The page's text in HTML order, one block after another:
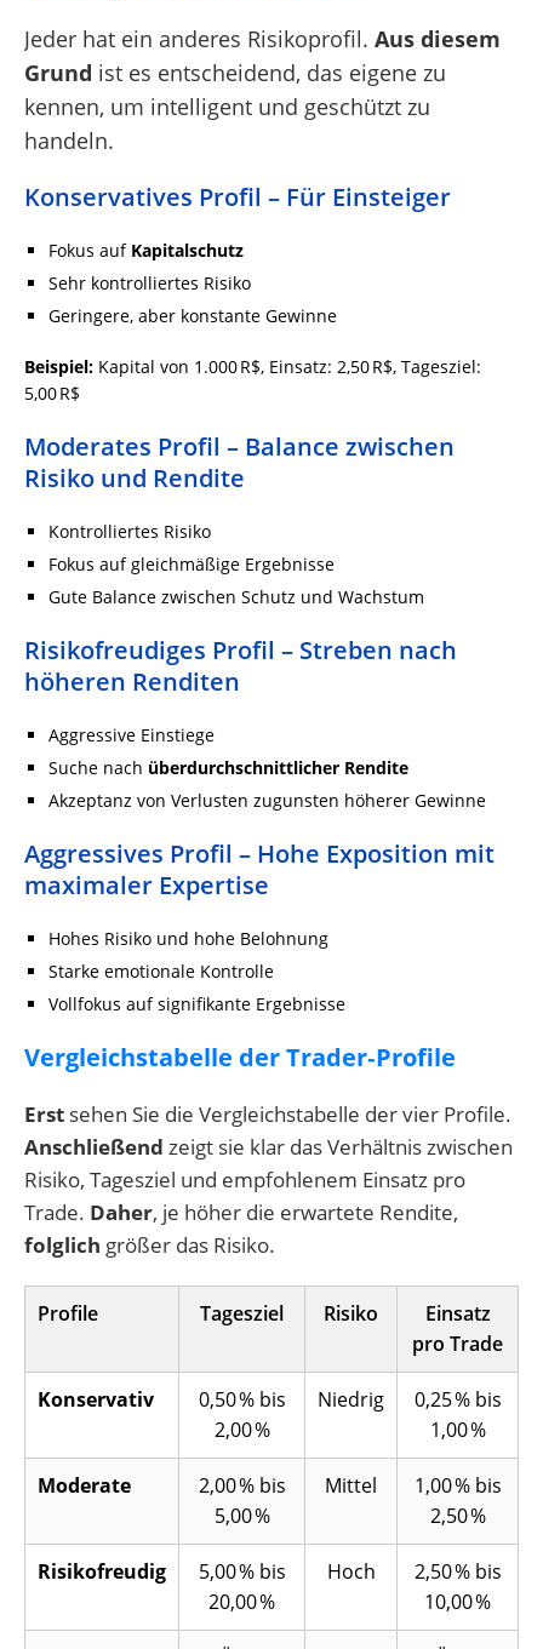
Jeder hat ein anderes Risikoprofil. Aus diesem
Grund ist es entscheidend, das eigene zu
kennen, um intelligent und geschützt zu
handeln.
Konservatives Profil – Für Einsteiger
Fokus auf Kapitalschutz
Sehr kontrolliertes Risiko
Geringere, aber konstante Gewinne
Beispiel: Kapital von 1.000 R$, Einsatz: 2,50 R$, Tagesziel:
5,00 R$
Moderates Profil – Balance zwischen
Risiko und Rendite
Kontrolliertes Risiko
Fokus auf gleichmäßige Ergebnisse
Gute Balance zwischen Schutz und Wachstum
Risikofreudiges Profil – Streben nach
höheren Renditen
Aggressive Einstiege
Suche nach überdurchschnittlicher Rendite
Akzeptanz von Verlusten zugunsten höherer Gewinne
Aggressives Profil – Hohe Exposition mit
maximaler Expertise
Hohes Risiko und hohe Belohnung
Starke emotionale Kontrolle
Vollfokus auf signifikante Ergebnisse
Vergleichstabelle der Trader‑Profile
Erst sehen Sie die Vergleichstabelle der vier Profile.
Anschließend zeigt sie klar das Verhältnis zwischen
Risiko, Tagesziel und empfohlenem Einsatz pro
Trade. Daher, je höher die erwartete Rendite,
folglich größer das Risiko.
Profile Tagesziel Risiko
Einsatz
pro Trade
Konservativ
0,50 % bis
2,00 %
Niedrig
0,25 % bis
1,00 %
Moderate
2,00 % bis
5,00 %
Mittel
1,00 % bis
2,50 %
Risikofreudig
5,00 % bis
20,00 %
Hoch
2,50 % bis
10,00 %